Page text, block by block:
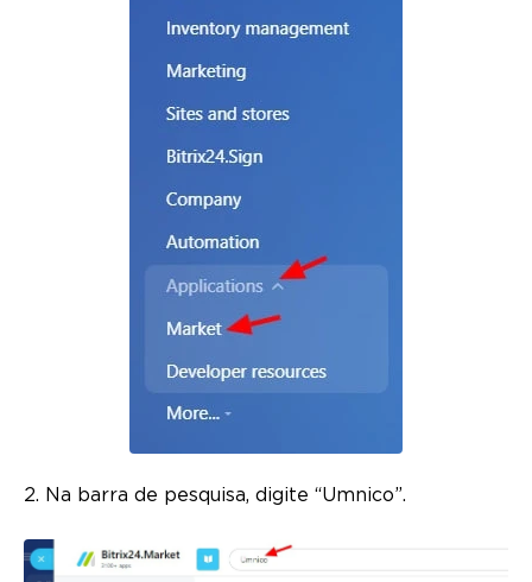
2. Na barra de pesquisa, digite “Umnico”.